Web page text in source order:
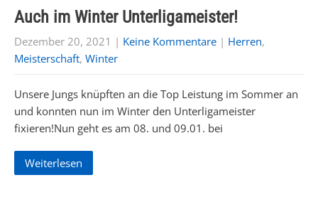
Auch im Winter Unterligameister!
Dezember 20, 2021 | Keine Kommentare | Herren,
Meisterschaft, Winter
Unsere Jungs knüpften an die Top Leistung im Sommer an
und konnten nun im Winter den Unterligameister
fixieren!Nun geht es am 08. und 09.01. bei
Weiterlesen